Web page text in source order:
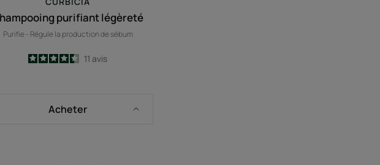
purifiant légèreté
Purifie - Régule la production de sébum
4.5
/5
11avis
Acheter